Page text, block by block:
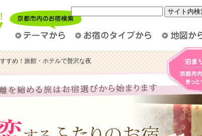
すめ！旅館・ホテルで贅沢な夜